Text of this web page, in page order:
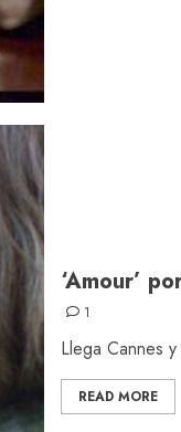
‘Amour’
1
Llega Cannes
READ MORE